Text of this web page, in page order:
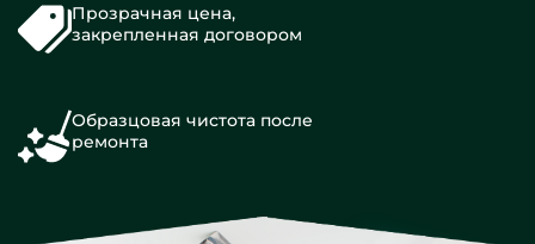
Прозрачная цена,
закрепленная договором
Образцовая чистота после
ремонта